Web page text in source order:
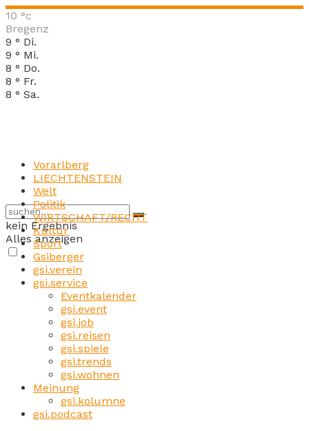
10 °c
Bregenz
9 ° Di.
9 ° Mi.
8 ° Do.
8 ° Fr.
8 ° Sa.
kein Ergebnis
Alles anzeigen
Vorarlberg
LIECHTENSTEIN
Welt
Politik
WIRTSCHAFT/RECHT
Kultur
Sport
Gsiberger
gsi.verein
gsi.service
Eventkalender
gsi.event
gsi.job
gsi.reisen
gsi.spiele
gsi.trends
gsi.wohnen
Meinung
gsi.kolumne
gsi.podcast